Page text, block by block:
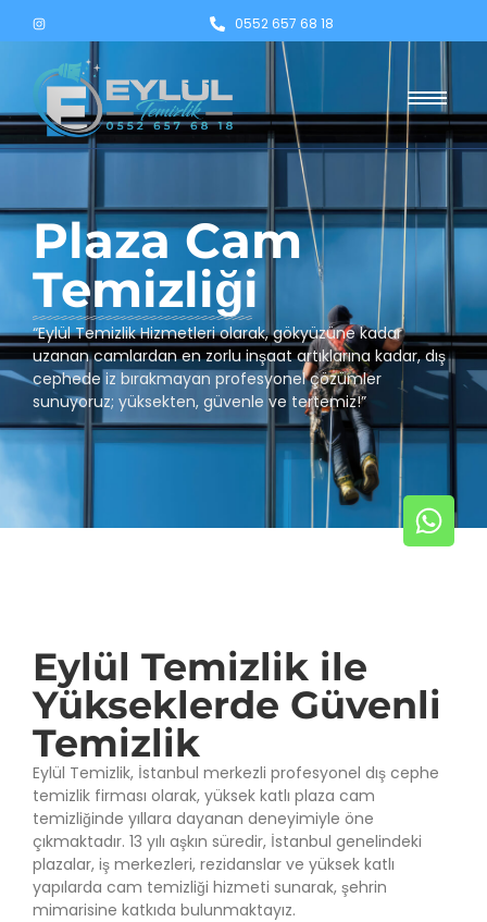
0552 657 68 18
Plaza Cam
Temizliği
“Eylül Temizlik Hizmetleri olarak, gökyüzüne kadar
uzanan camlardan en zorlu inşaat artıklarına kadar, dış
cephede iz bırakmayan profesyonel çözümler
sunuyoruz; yüksekten, güvenle ve tertemiz!”
Eylül Temizlik ile
Yükseklerde Güvenli
Temizlik
Eylül Temizlik, İstanbul merkezli profesyonel dış cephe
temizlik firması olarak, yüksek katlı plaza cam
temizliğinde yıllara dayanan deneyimiyle öne
çıkmaktadır. 13 yılı aşkın süredir, İstanbul genelindeki
plazalar, iş merkezleri, rezidanslar ve yüksek katlı
yapılarda cam temizliği hizmeti sunarak, şehrin
mimarisine katkıda bulunmaktayız.